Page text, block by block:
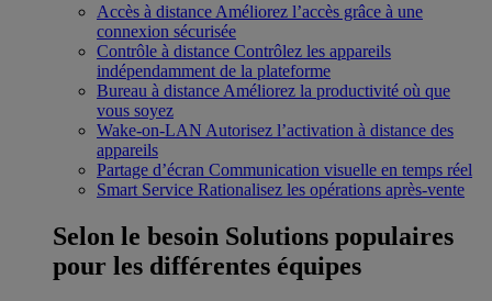
Accès à distance Améliorez l’accès grâce à une
connexion sécurisée
Contrôle à distance Contrôlez les appareils
indépendamment de la plateforme
Bureau à distance Améliorez la productivité où que
vous soyez
Wake-on-LAN Autorisez l’activation à distance des
appareils
Partage d’écran Communication visuelle en temps réel
Smart Service Rationalisez les opérations après-vente
Selon le besoin Solutions populaires
pour les différentes équipes